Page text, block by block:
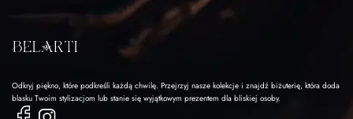
Odkryj piękno, które podkreśli każdą chwilę. Przejrzyj nasze kolekcje i znajdź biżuterię, która doda
blasku Twoim stylizacjom lub stanie się wyjątkowym prezentem dla bliskiej osoby.